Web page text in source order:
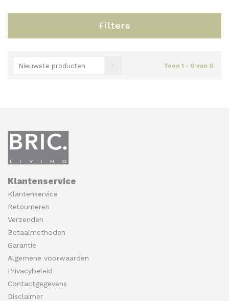
Filters
Nieuwste producten Toon 1 - 0 van 0
Klantenservice
Klantenservice
Retourneren
Verzenden
Betaalmethoden
Garantie
Algemene voorwaarden
Privacybeleid
Contactgegevens
Disclaimer